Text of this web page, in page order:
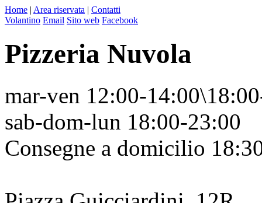
Home | Area riservata | Contatti
Volantino Email Sito web Facebook
Pizzeria Nuvola
mar-ven 12:00-
sab-dom-lun 18:00-23:00
Consegne a domicilio